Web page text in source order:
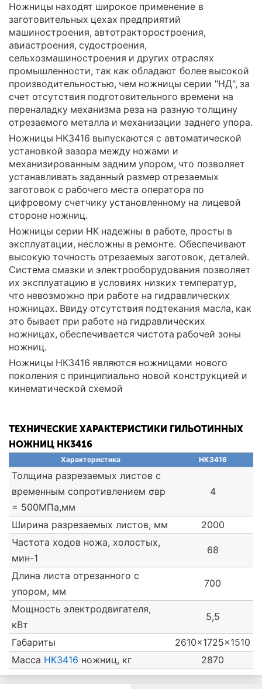
Ножницы находят широкое применение в
заготовительных цехах предприятий
машиностроения, автотракторостроения,
авиастроения, судостроения,
сельхозмашиностроения и других отраслях
промышленности, так как обладают более высокой
производительностью, чем ножницы серии "НД", за
счет отсутствия подготовительного времени на
переналадку механизма реза на разную толщину
отрезаемого металла и механизации заднего упора.
Ножницы НК3416 выпускаются с автоматической
установкой зазора между ножами и
механизированным задним упором, что позволяет
устанавливать заданный размер отрезаемых
заготовок с рабочего места оператора по
цифровому счетчику установленному на лицевой
стороне ножниц.
Ножницы серии НК надежны в работе, просты в
эксплуатации, несложны в ремонте. Обеспечивают
высокую точность отрезаемых заготовок, деталей.
Система смазки и электрооборудования позволяет
их эксплуатацию в условиях низких температур,
что невозможно при работе на гидравлических
ножницах. Ввиду отсутствия подтекания масла, как
это бывает при работе на гидравлических
ножницах, обеспечивается чистота рабочей зоны
ножниц.
Ножницы НК3416 являются ножницами нового
поколения с принципиально новой конструкцией и
кинематической схемой
ТЕХНИЧЕСКИЕ ХАРАКТЕРИСТИКИ ГИЛЬОТИННЫХ
НОЖНИЦ НК3416
Характеристика НК3416
Толщина разрезаемых листов с
временным сопротивлением σвр
= 500МПа,мм
4
Ширина разрезаемых листов, мм
2000
Частота ходов ножа, холостых,
мин-1
68
Длина листа отрезанного с
упором, мм
700
Мощность электродвигателя,
кВт
5,5
Габариты
2610x1725x1510
Масса НК3416 ножниц, кг 2870